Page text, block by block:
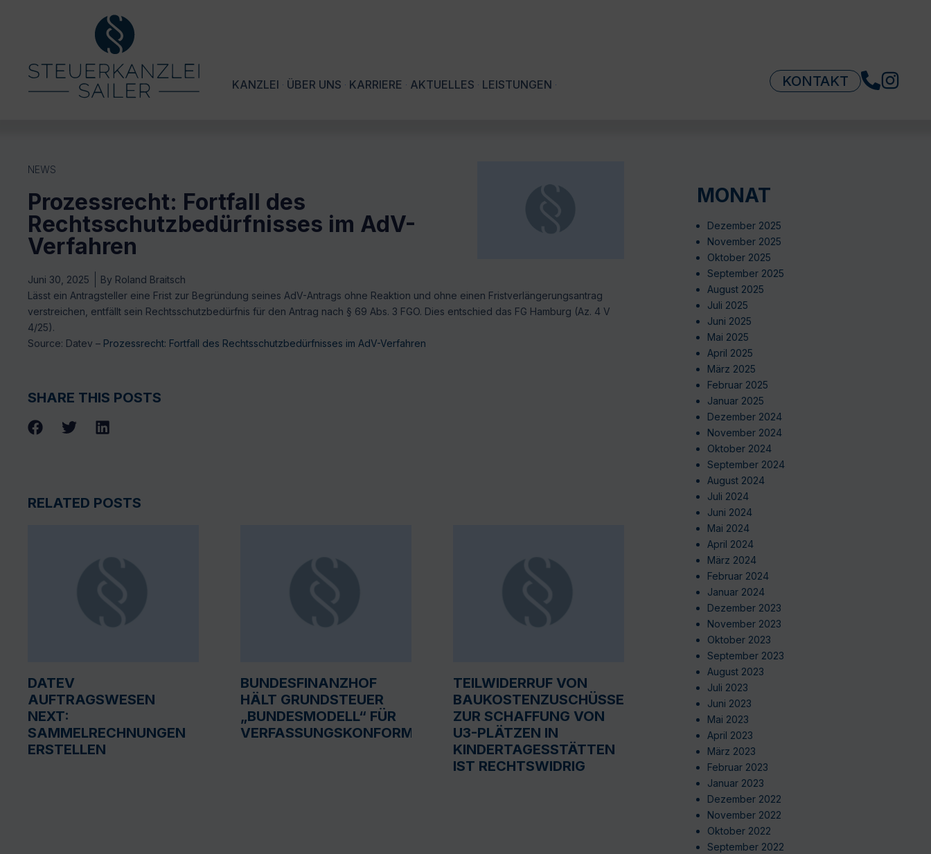
KANZLEI ÜBER UNS KARRIERE AKTUELLES LEISTUNGEN KONTAKT
NEWS
Prozessrecht: Fortfall des
Rechtsschutzbedürfnisses im AdV-
Verfahren
Juni 30, 2025 By Roland Braitsch
Lässt ein Antragsteller eine Frist zur Begründung seines AdV-Antrags ohne Reaktion und ohne einen Fristverlängerungsantrag
verstreichen, entfällt sein Rechtsschutzbedürfnis für den Antrag nach § 69 Abs. 3 FGO. Dies entschied das FG Hamburg (Az. 4 V
4/25).
Source: Datev – Prozessrecht: Fortfall des Rechtsschutzbedürfnisses im AdV-Verfahren
SHARE THIS POSTS
RELATED POSTS
DATEV
AUFTRAGSWESEN
NEXT:
SAMMELRECHNUNGEN
ERSTELLEN
BUNDESFINANZHOF
HÄLT GRUNDSTEUER
„BUNDESMODELL“ FÜR
VERFASSUNGSKONFORM
TEILWIDERRUF VON
BAUKOSTENZUSCHÜSSEN
ZUR SCHAFFUNG VON
U3-PLÄTZEN IN
KINDERTAGESSTÄTTEN
IST RECHTSWIDRIG
MONAT
Dezember 2025
November 2025
Oktober 2025
September 2025
August 2025
Juli 2025
Juni 2025
Mai 2025
April 2025
März 2025
Februar 2025
Januar 2025
Dezember 2024
November 2024
Oktober 2024
September 2024
August 2024
Juli 2024
Juni 2024
Mai 2024
April 2024
März 2024
Februar 2024
Januar 2024
Dezember 2023
November 2023
Oktober 2023
September 2023
August 2023
Juli 2023
Juni 2023
Mai 2023
April 2023
März 2023
Februar 2023
Januar 2023
Dezember 2022
November 2022
Oktober 2022
September 2022